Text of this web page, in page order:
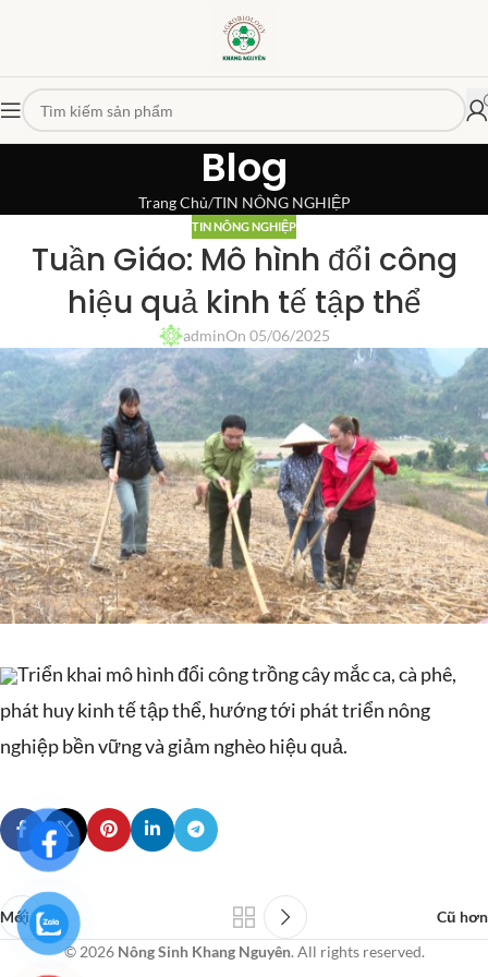
Blog
Trang Chủ TIN NÔNG NGHIỆP
TIN NÔNG NGHIỆP
Tuần Giáo: Mô hình đổi công
hiệu quả kinh tế tập thể
adminOn 05/06/2025
Triển khai mô hình đổi công trồng cây mắc ca, cà phê,
phát huy kinh tế tập thể, hướng tới phát triển nông
nghiệp bền vững và giảm nghèo hiệu quả.
Mới hơn
Cũ hơn
© 2026 Nông Sinh Khang Nguyên. All rights reserved.